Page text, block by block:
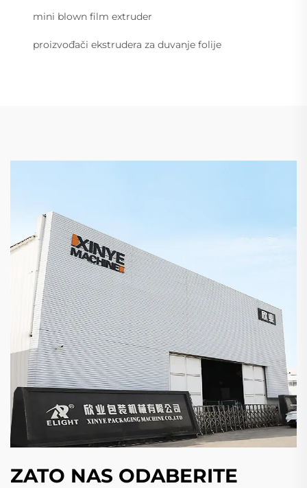
mini blown film extruder
proizvođači ekstrudera za duvanje folije
ZATO NAS ODABERITE